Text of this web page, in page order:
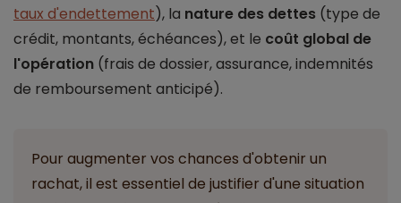
taux d'endettement), la nature des dettes (type de
crédit, montants, échéances), et le coût global de
l'opération (frais de dossier, assurance, indemnités
de remboursement anticipé).
Pour augmenter vos chances d'obtenir un
rachat, il est essentiel de justifier d'une situation